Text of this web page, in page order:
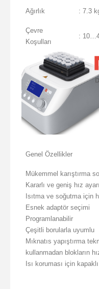
Ağırlık : 7.3
Çevre
Koşulları
:
Genel Özellikler
Mükemmel karıştırma
Kararlı ve geniş hız
Isıtma ve soğutma için
Esnek adaptör seçimi
Programlanabilir
Çeşitli borularla uyumlu
Mıknatıs yapıştırma
kullanmadan blokların
Isı koruması için